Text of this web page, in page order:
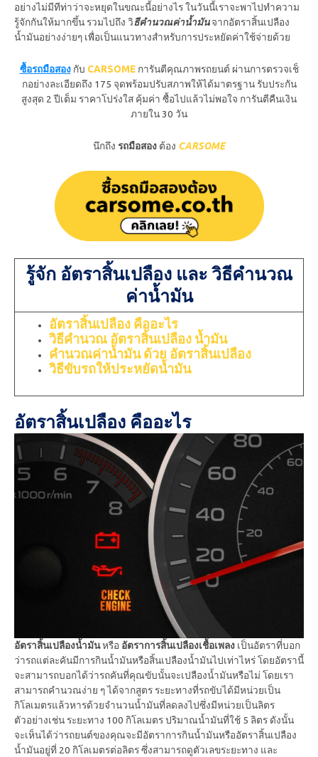
อย่างไม่มีทีท่าว่าจะหยุดในขณะนี้อย่างไร ในวันนี้เราจะพาไปทำความ
รู้จักกันให้มากขึ้น รวมไปถึง วิธีคำนวณค่าน้ำมันจากอัตราสิ้นเปลือง
น้ำมันอย่างง่ายๆ เพื่อเป็นแนวทางสำหรับการประหยัดค่าใช้จ่ายด้วย
ซื้อรถมือสองกับ CARSOMEการันตีคุณภาพรถยนต์ ผ่านการตรวจเช็
กอย่างละเอียดถึง 175 จุดพร้อมปรับสภาพให้ได้มาตรฐาน รับประกัน
สูงสุด 2 ปีเต็ม ราคาโปร่งใส คุ้มค่า ซื้อไปแล้วไม่พอใจ การันตีคืนเงิน
ภายใน 30 วัน
นึกถึง รถมือสอง ต้อง CARSOME
รู้จัก อัตราสิ้นเปลือง และ วิธีคำนวณ
ค่าน้ำมัน
อัตราสิ้นเปลือง คืออะไร
วิธีคำนวณ อัตราสิ้นเปลือง น้ำมัน
คำนวณค่าน้ำมัน ด้วย อัตราสิ้นเปลือง
วิธีขับรถให้ประหยัดน้ำมัน
อัตราสิ้นเปลือง คืออะไร
อัตราสิ้นเปลืองน้ำมันหรือ อัตราการสิ้นเปลืองเชื้อเพลง เป็นอัตราที่บอก
ว่ารถแต่ละคันมีการกินน้ำมันหรือสิ้นเปลืองน้ำมันไปเท่าไหร่ โดยอัตรานี้
จะสามารถบอกได้ว่ารถคันที่คุณขับนั้นจะเปลืองน้ำมันหรือไม่ โดยเรา
สามารถคำนวณง่าย ๆ ได้จากสูตร ระยะทางที่รถขับได้มีหน่วยเป็น
กิโลเมตรแล้วหารด้วยจำนวนน้ำมันที่ลดลงไปซึ่งมีหน่วยเป็นลิตร
ตัวอย่างเช่น ระยะทาง 100 กิโลเมตร ปริมาณน้ำมันที่ใช้ 5 ลิตร ดังนั้น
จะเห็นได้ว่ารถยนต์ของคุณจะมีอัตราการกินน้ำมันหรืออัตราสิ้นเปลือง
น้ำมันอยู่ที่ 20 กิโลเมตรต่อลิตร ซึ่งสามารถดูตัวเลขระยะทาง และ